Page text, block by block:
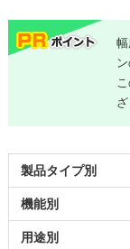
製品タイプ別
機能別
用途別